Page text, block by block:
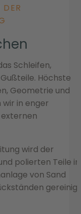
Schleifen,
Höchste
Geometrie und
in enger
wird der
polierten Teile in
von Sand
gereinigt